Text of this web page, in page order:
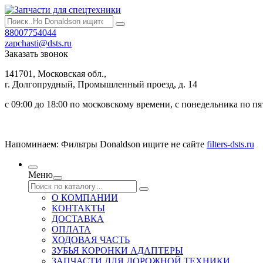
88007754044
zapchasti@dsts.ru
Заказать звонок
141701, Московская обл.,
г. Долгопрудный, Промышленный проезд, д. 14
с 09:00 до 18:00 по московскому времени, с понедельника по
Напоминаем: Фильтры Donaldson ищите не сайте filters-dsts.ru
Меню
О КОМПАНИИ
КОНТАКТЫ
ДОСТАВКА
ОПЛАТА
ХОДОВАЯ ЧАСТЬ
ЗУБЬЯ КОРОНКИ АДАПТЕРЫ
ЗАПЧАСТИ ДЛЯ ДОРОЖНОЙ ТЕХНИКИ